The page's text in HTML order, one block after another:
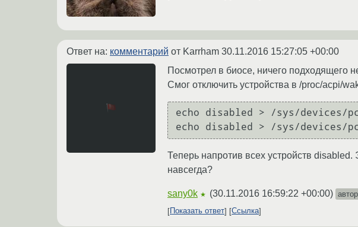
Ответ на: комментарий от Karrham 30.11.2016 15:27:05 +00:00
Посмотрел в биосе, ничего подходящего
Смог отключить устройства в /proc/acpi/
echo disabled > /sys/devices/
Теперь напротив всех устройств
навсегда?
sany0k ★ (30.11.2016 16:59:22 +00:00)
Показать ответ
Ссылка